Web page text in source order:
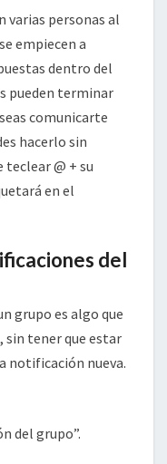
varias personas al
empiecen a
dentro del
pueden terminar
comunicarte
hacerlo sin
@ + su
en el
del
grupo es algo que
sin tener que estar
notificación nueva.
del grupo”.